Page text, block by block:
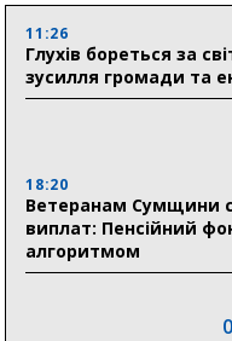
11:26
Глухів бореться за
зусилля громади та
18:20
Ветеранам Сумщини
виплат: Пенсійний
алгоритмом